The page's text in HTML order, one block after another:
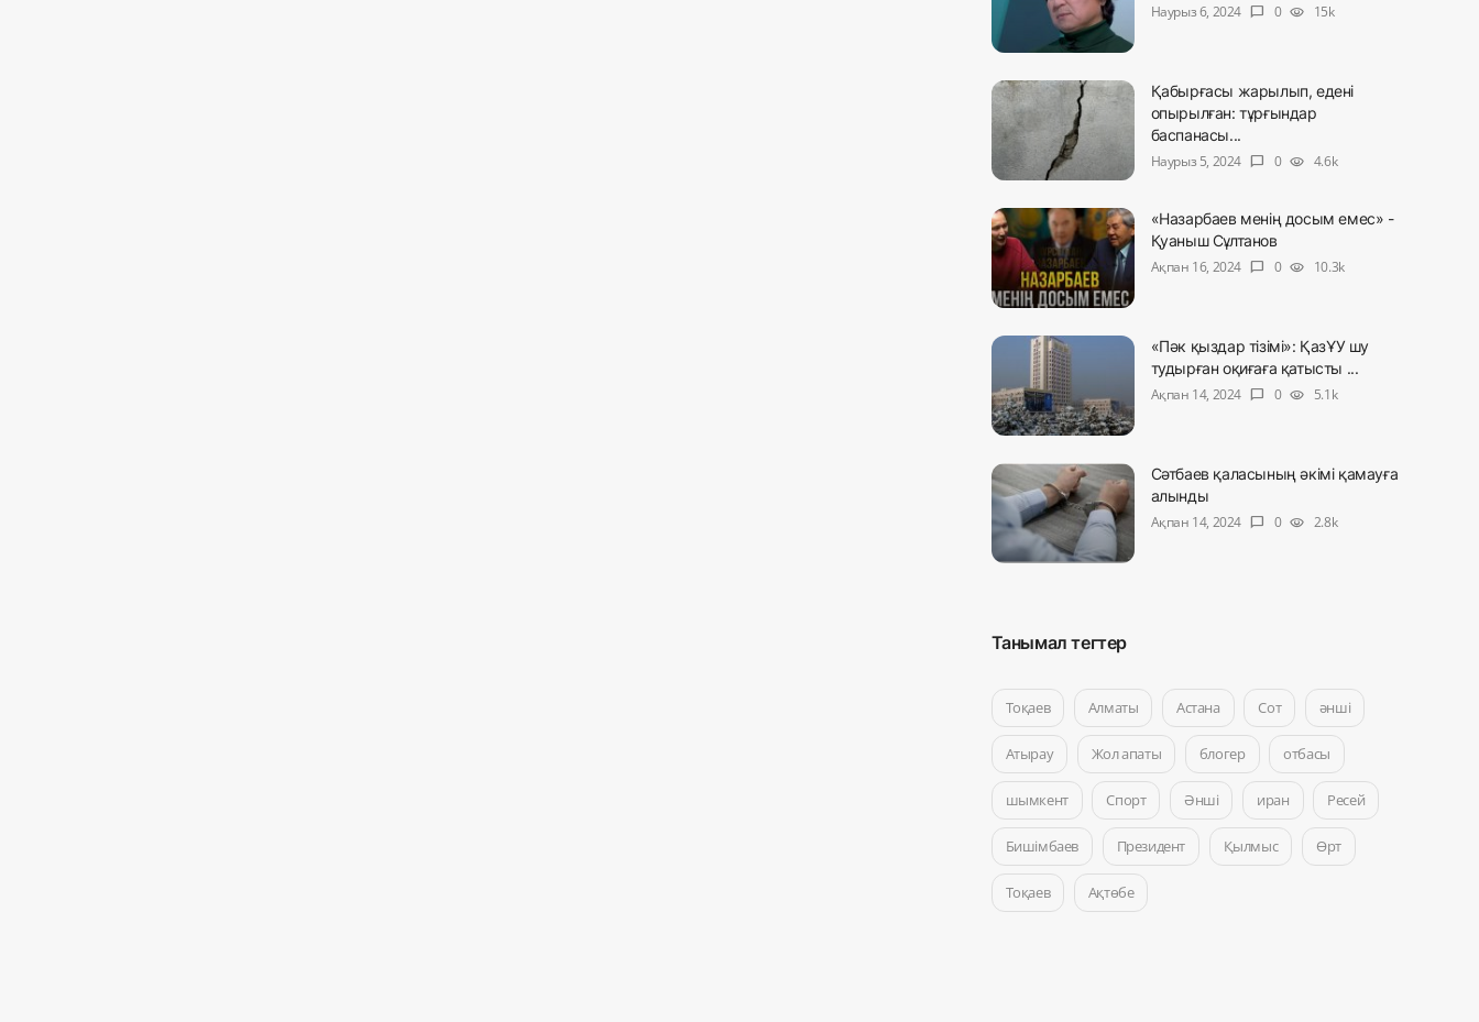
Наурыз 6, 2024
chat_bubble 0 visibility 15k
Қабырғасы жарылып, едені
опырылған: тұрғындар
баспанасы...
Наурыз 5, 2024
chat_bubble 0 visibility 4.6k
«Назарбаев менің досым емес» -
Қуаныш Сұлтанов
Ақпан 16, 2024
chat_bubble 0 visibility 10.3k
«Пәк қыздар тізімі»: ҚазҰУ шу
тудырған оқиғаға қатысты ...
Ақпан 14, 2024
chat_bubble 0 visibility 5.1k
Сәтбаев қаласының әкімі қамауға
алынды
Ақпан 14, 2024
chat_bubble 0 visibility 2.8k
Танымал тегтер
Тоқаев Алматы Астана Сот әнші
Атырау Жол апаты блогер отбасы
шымкент Спорт Әнші иран Ресей
Бишімбаев Президент Қылмыс Өрт
Тоқаев Ақтөбе